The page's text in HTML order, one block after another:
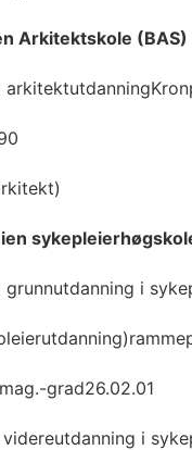
Arkitektskole (BAS)
grunnutdanning i
grad26.02.01
videreutdanning i